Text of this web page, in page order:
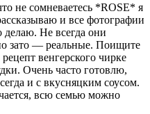
не сомневаетесь *ROSE* я
и все фотографии
Не всегда они
зато — реальные. Поищите
венгерского чирке
Очень часто готовлю,
и с вкусняцким соусом.
всю семью можно